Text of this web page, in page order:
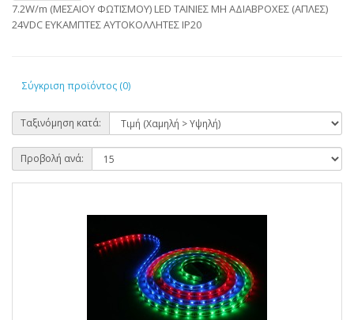
7.2W/m (ΜΕΣΑΙΟΥ ΦΩΤΙΣΜΟΥ) LED TΑΙΝΙΕΣ ΜΗ ΑΔΙΑΒΡΟΧΕΣ (ΑΠΛΕΣ)
24VDC ΕΥΚΑΜΠΤΕΣ ΑΥΤΟΚΟΛΛΗΤΕΣ IP20
Σύγκριση προϊόντος (0)
Ταξινόμηση κατά:
Προβολή ανά: